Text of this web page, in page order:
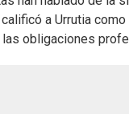
a Urrutia
obligaciones